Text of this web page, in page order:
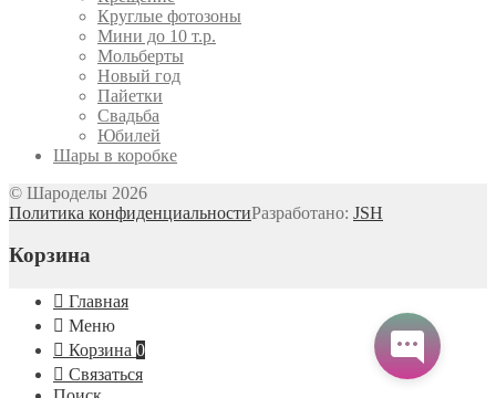
Круглые фотозоны
Мини до 10 т.р.
Мольберты
Новый год
Пайетки
Свадьба
Юбилей
Шары в коробке
© Шароделы 2026
Политика конфиденциальностиРазработано: JSH
Корзина
Главная
Меню
Корзина 0
Связаться